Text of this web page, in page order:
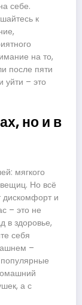
себе.
к
на то,
после пяти
уйти – это
но и в
мягкого
Но всё
дискомфорт и
– это не
в здоровье,
себя
–
а с